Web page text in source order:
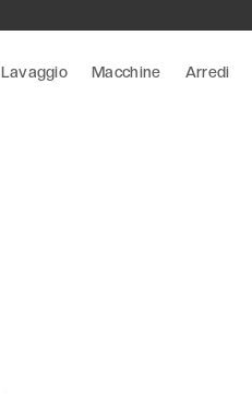
Lavaggio Macchine Arredi